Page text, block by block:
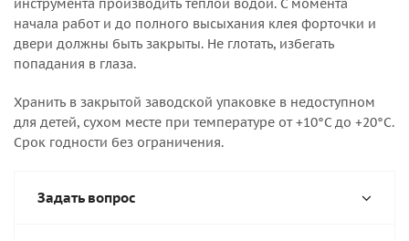
инструмента производить теплой водой. С момента
начала работ и до полного высыхания клея форточки и
двери должны быть закрыты. Не глотать, избегать
попадания в глаза.
Хранить в закрытой заводской упаковке в недоступном
для детей, сухом месте при температуре от +10°С до +20°С.
Срок годности без ограничения.
Задать вопрос